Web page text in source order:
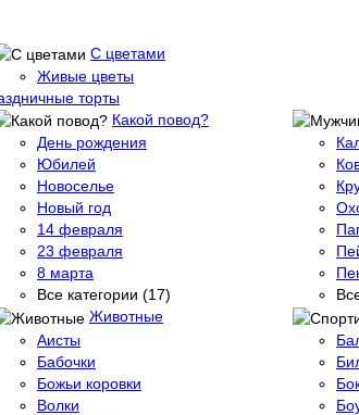
С цветами
Живые цветы
торты
Какой повод?
День рождения
Юбилей
Новоселье
Новый год
14 февраля
23 февраля
8 марта
Все категории (17)
Животные
Аисты
Бабочки
Божьи коровки
Волки